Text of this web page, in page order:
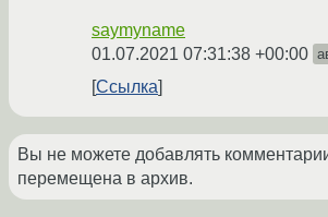
saymyname
01.07.2021 07:31:38 +00:00
Ссылка
Вы не можете добавлять
перемещена в архив.